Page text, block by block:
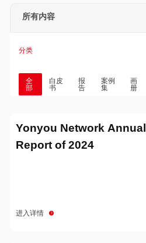
所有内容
分类
全
部
白皮
书
报
告
案例
集
画
册
Yonyou Network Annual
Report of 2024
进入详情